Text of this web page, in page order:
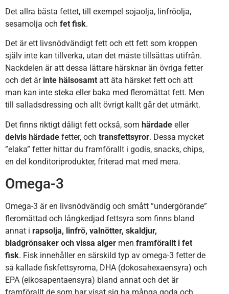
Det allra bästa fettet, till exempel sojaolja, linfröolja,
sesamolja och fet fisk.
Det är ett livsnödvändigt fett och ett fett som kroppen
själv inte kan tillverka, utan det måste tillsättas utifrån.
Nackdelen är att dessa lättare härsknar än övriga fetter
och det är inte hälsosamt att äta härsket fett och att
man kan inte steka eller baka med fleromättat fett. Men
till salladsdressing och allt övrigt kallt går det utmärkt.
Det finns riktigt dåligt fett också, som härdade eller
delvis härdade fetter, och transfettsyror. Dessa mycket
”elaka” fetter hittar du framförallt i godis, snacks, chips,
en del konditoriprodukter, friterad mat med mera.
Omega-3
Omega-3 är en livsnödvändig och smått ”undergörande”
fleromättad och långkedjad fettsyra som finns bland
annat i rapsolja, linfrö, valnötter, skaldjur,
bladgrönsaker och vissa alger men framförallt i fet
fisk. Fisk innehåller en särskild typ av omega-3 fetter de
så kallade fiskfettsyrorna, DHA (dokosahexaensyra) och
EPA (eikosapentaensyra) bland annat och det är